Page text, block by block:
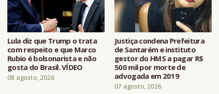
Lula diz que Trump o trata
com respeito e que Marco
Rubio é bolsonarista e não
gosta do Brasil. VÍDEO
08 agosto, 2026
Justiça condena Prefeitura
de Santarém e instituto
gestor do HMS a pagar R$
500 mil por morte de
advogada em 2019
07 agosto, 2026